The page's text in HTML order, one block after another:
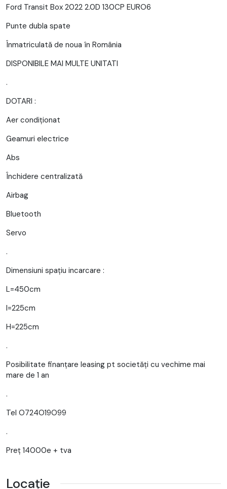
Ford Transit Box 2022 2.0D 130CP EURO6
Punte dubla spate
Înmatriculată de noua în România
DISPONIBILE MAI MULTE UNITATI
.
DOTARI :
Aer condiționat
Geamuri electrice
Abs
Închidere centralizată
Airbag
Bluetooth
Servo
.
Dimensiuni spațiu incarcare :
L=450cm
l=225cm
H=225cm
.
Posibilitate finanțare leasing pt societăți cu vechime mai
mare de 1 an
.
Tel O724O19O99
.
Preț 14000e + tva
Locație